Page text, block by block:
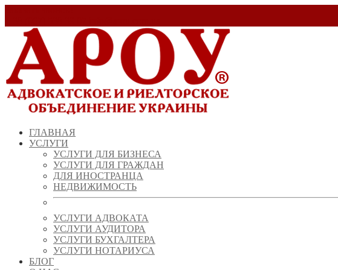
ГЛАВНАЯ
УСЛУГИ
УСЛУГИ ДЛЯ БИЗНЕСА
УСЛУГИ ДЛЯ ГРАЖДАН
ДЛЯ ИНОСТРАНЦА
НЕДВИЖИМОСТЬ
УСЛУГИ АДВОКАТА
УСЛУГИ АУДИТОРА
УСЛУГИ БУХГАЛТЕРА
УСЛУГИ НОТАРИУСА
БЛОГ